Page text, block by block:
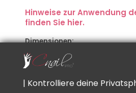
Hinweise zur Anwendung
finden Sie hier.
Dimensionen:
Höhe 125cm, Länge 98cm,
Lieferung per LKW mit Porto
Garantiert 2 Jahre auf die
| Kontrolliere deine